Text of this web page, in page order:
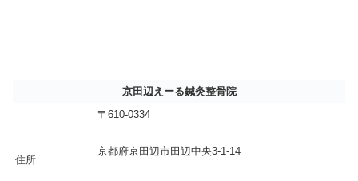
京田辺えーる鍼灸整骨院
住所
〒610-0334
京都府京田辺市田辺中央3-1-14